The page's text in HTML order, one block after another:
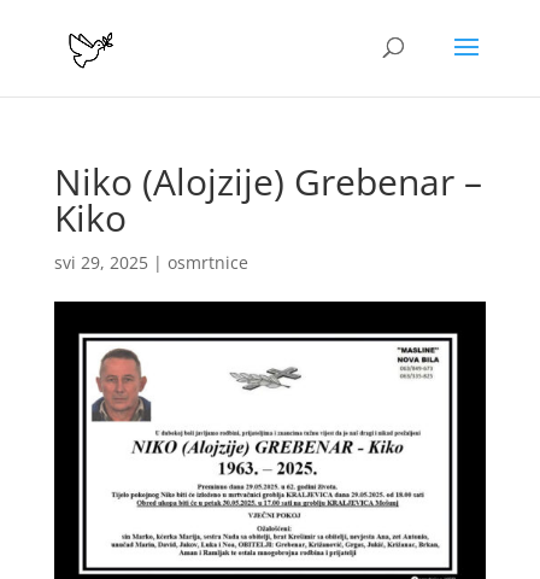
Niko (Alojzije) Grebenar –
Kiko
svi 29, 2025| osmrtnice